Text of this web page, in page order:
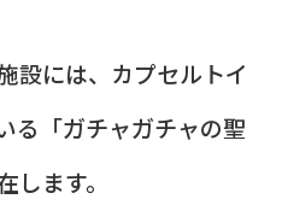
設には、カプセルトイ
る「ガチャガチャの聖
ます。